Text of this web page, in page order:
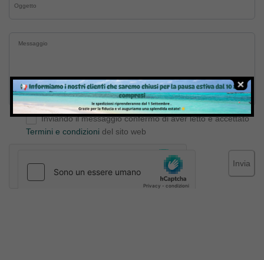
Inviando il messaggio confermo di aver letto e accettato
Termini e condizioni del sito web
Invia